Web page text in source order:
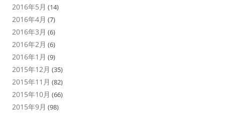
2016年5月 (14)
2016年4月 (7)
2016年3月 (6)
2016年2月 (6)
2016年1月 (9)
2015年12月 (35)
2015年11月 (82)
2015年10月 (66)
2015年9月 (98)